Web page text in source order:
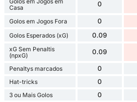
Casa
0
Golos em Jogos Fora 0
Golos Esperados (xG) 0.09
xG Sem Penaltis
(npxG)
0.09
Penaltys marcados 0
Hat-tricks 0
3 ou Mais Golos 0